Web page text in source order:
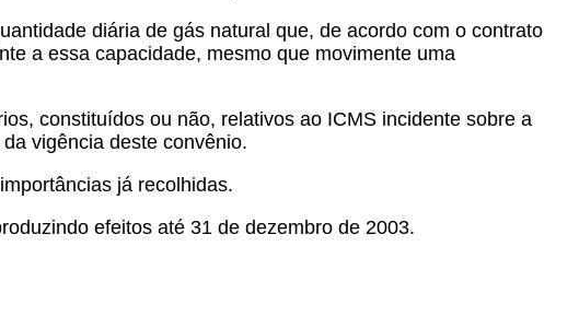
diária de gás natural que, de acordo com o contrato
a essa capacidade, mesmo que movimente uma
constituídos ou não, relativos ao ICMS incidente sobre a
vigência deste convênio.
já recolhidas.
efeitos até 31 de dezembro de 2003.